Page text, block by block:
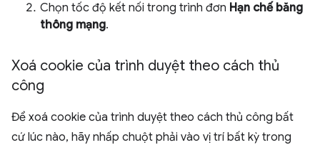
Chọn tốc độ kết nối trong trình đơn Hạn chế băng
thông mạng.
Xoá cookie của trình duyệt theo cách thủ
công
Để xoá cookie của trình duyệt theo cách thủ công bất
cứ lúc nào, hãy nhấp chuột phải vào vị trí bất kỳ trong